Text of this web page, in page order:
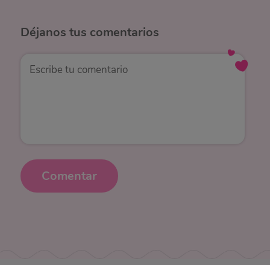
Déjanos tus comentarios
Comentar